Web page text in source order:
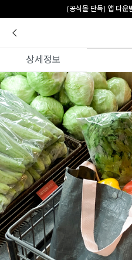
카카오 플친 추가하
상세정보